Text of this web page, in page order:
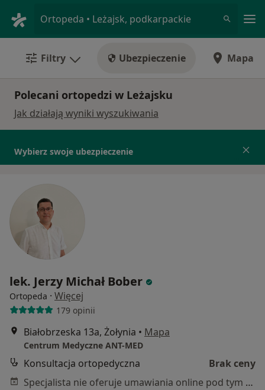
Ortopeda • Leżajsk, podkarpackie
Filtry Ubezpieczenie Mapa
Polecani ortopedzi w Leżajsku
Jak działają wyniki wyszukiwania
Wybierz swoje ubezpieczenie
lek. Jerzy Michał Bober
Ortopeda · Więcej
179 opinii
Białobrzeska 13a, Żołynia • Mapa
Centrum Medyczne ANT-MED
Konsultacja ortopedyczna
Brak ceny
Specjalista nie oferuje umawiania online pod tym adresem.